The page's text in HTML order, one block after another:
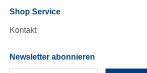
Shop Service
Kontakt
Newsletter abonnieren